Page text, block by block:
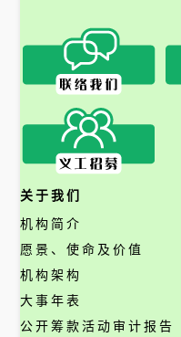
关于我们
机构简介
愿景、使命及价值
机构架构
大事年表
公开筹款活动审计报告